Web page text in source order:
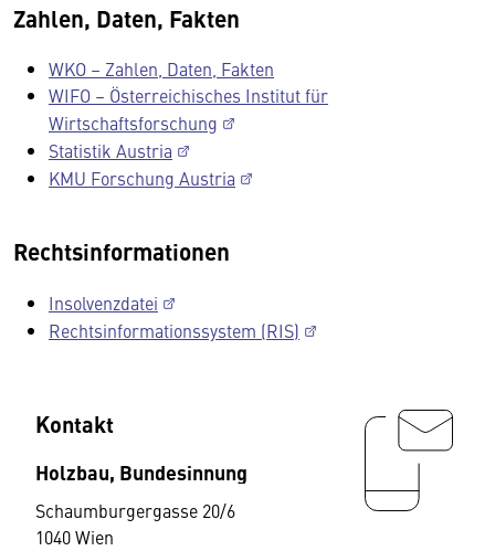
Zahlen, Daten, Fakten
WKO – Zahlen, Daten, Fakten
WIFO – Österreichisches Institut für
Wirtschaftsforschung
Statistik Austria
KMU Forschung Austria
Rechtsinformationen
Insolvenzdatei
Rechtsinformationssystem (RIS)
Kontakt
Holzbau, Bundesinnung
Schaumburgergasse 20/6
1040 Wien